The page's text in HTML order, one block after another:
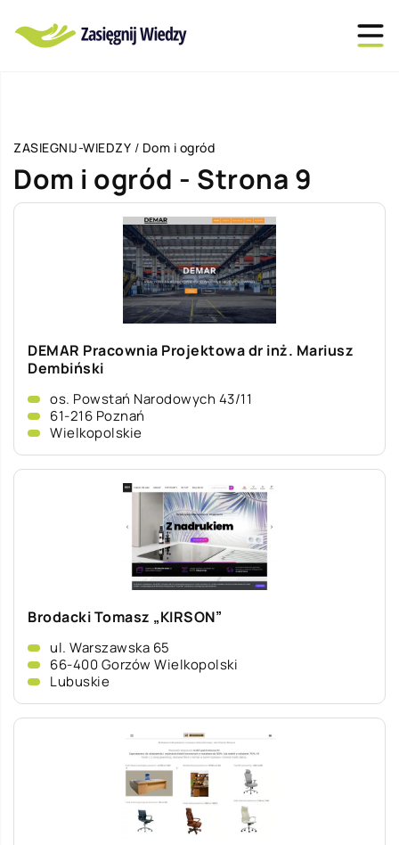
ZASIEGNIJ-WIEDZY / Dom i ogród
Dom i ogród - Strona 9
DEMAR Pracownia Projektowa dr inż. Mariusz
Dembiński
os. Powstań Narodowych 43/11
61-216 Poznań
Wielkopolskie
Brodacki Tomasz „KIRSON”
ul. Warszawska 65
66-400 Gorzów Wielkopolski
Lubuskie